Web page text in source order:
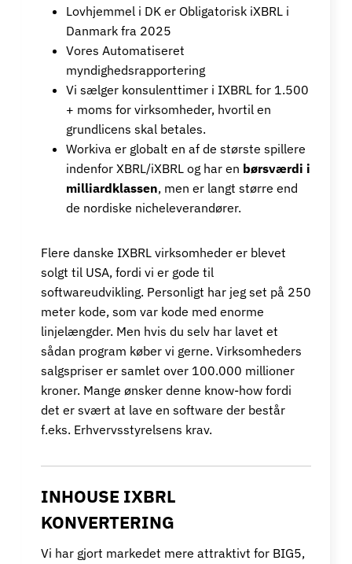
Lovhjemmel i DK er Obligatorisk iXBRL i
Danmark fra 2025
Vores Automatiseret
myndighedsrapportering
Vi sælger konsulenttimer i IXBRL for 1.500
+ moms for virksomheder, hvortil en
grundlicens skal betales.
Workiva er globalt en af de største spillere
indenfor XBRL/iXBRL og har en børsværdi i
milliardklassen, men er langt større end
de nordiske nicheleverandører.
Flere danske IXBRL virksomheder er blevet
solgt til USA, fordi vi er gode til
softwareudvikling. Personligt har jeg set på 250
meter kode, som var kode med enorme
linjelængder. Men hvis du selv har lavet et
sådan program køber vi gerne. Virksomheders
salgspriser er samlet over 100.000 millioner
kroner. Mange ønsker denne know-how fordi
det er svært at lave en software der består
f.eks. Erhvervsstyrelsens krav.
INHOUSE IXBRL
KONVERTERING
Vi har gjort markedet mere attraktivt for BIG5,